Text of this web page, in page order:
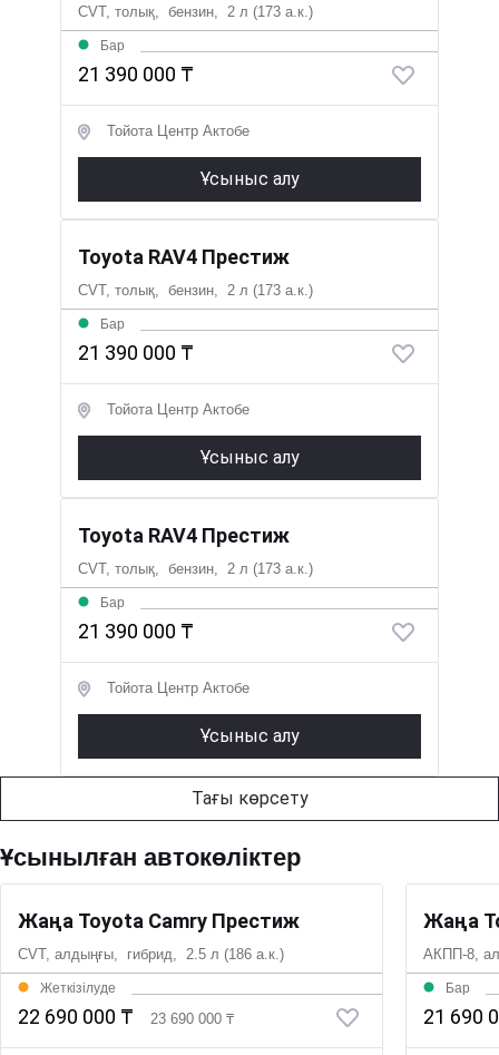
CVT, толық, бензин, 2 л (173 а.к.)
Бар
21 390 000 ₸
Тойота Центр Актобе
Ұсыныс алу
Toyota RAV4 Престиж
CVT, толық, бензин, 2 л (173 а.к.)
Бар
21 390 000 ₸
Тойота Центр Актобе
Ұсыныс алу
Toyota RAV4 Престиж
CVT, толық, бензин, 2 л (173 а.к.)
Бар
21 390 000 ₸
Тойота Центр Актобе
Ұсыныс алу
Тағы көрсету
Ұсынылған автокөліктер
Жаңа Toyota Camry Престиж
CVT, алдыңғы, гибрид, 2.5 л (186 а.к.)
Жеткізілуде
22 690 000 ₸ 23 690 000 ₸
Жаңа
АКПП-8,
Бар
21 690